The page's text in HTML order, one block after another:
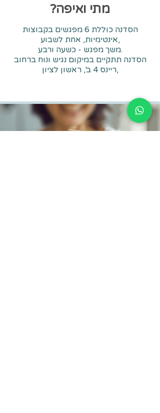
מתי ואיפה?
הסדנה כוללת 6 מפגשים בקבוצות
אינטימיות,אחת לשבוע,
משך מפגש - כשעה ורבע.
הסדנה תתקיים במיקום נגיש ונוח ברחוב
ריינס 4 ב', ראשון לציון,